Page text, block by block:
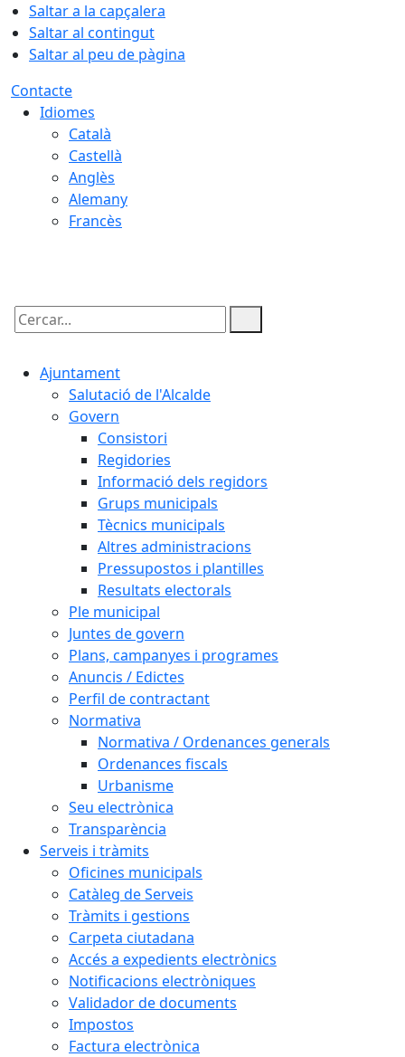
Saltar a la capçalera
Saltar al contingut
Saltar al peu de pàgina
Contacte
Idiomes
Català
Castellà
Anglès
Alemany
Francès
Cercar:
Ajuntament
Salutació de l'Alcalde
Govern
Consistori
Regidories
Informació dels regidors
Grups municipals
Tècnics municipals
Altres administracions
Pressupostos i plantilles
Resultats electorals
Ple municipal
Juntes de govern
Plans, campanyes i programes
Anuncis / Edictes
Perfil de contractant
Normativa
Normativa / Ordenances generals
Ordenances fiscals
Urbanisme
Seu electrònica
Transparència
Serveis i tràmits
Oficines municipals
Catàleg de Serveis
Tràmits i gestions
Carpeta ciutadana
Accés a expedients electrònics
Notificacions electròniques
Validador de documents
Impostos
Factura electrònica